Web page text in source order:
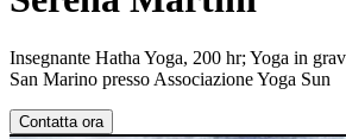
Insegnante Hatha Yoga, 200 hr; Yoga in
San Marino presso Associazione Yoga Sun
Contatta ora